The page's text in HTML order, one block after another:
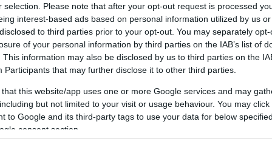
selection. Please note that after your opt-out request is processed
interest-based ads based on personal information utilized by us
to third parties prior to your opt-out. You may separately
of your personal information by third parties on the IAB’s list of
This information may also be disclosed by us to third parties on the
Participants that may further disclose it to other third parties.
that this website/app uses one or more Google services and may
but not limited to your visit or usage behaviour. You may
to Google and its third-party tags to use your data for below
consent section.
ellátást nyújt a legmodernebb technológiával.
Budán.
oldalt
adatkezelési tájékoztatója biztosítja az
kifejlesztett edzésprogramokat és tanácsadást
és az egészség megőrzéséhez.
oldalt
oldalt
segítséget nyújt hulladékgazdálkodási jogi
vállalkozások számára.
üveg vízforralója prémium német minőséget képvisel.
oldalt
ÜGYNÖKSÉG MŰTÉTEK